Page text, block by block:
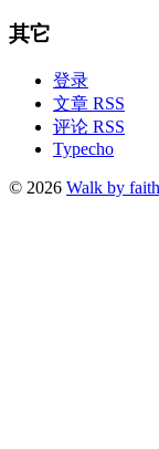
其它
登录
文章 RSS
评论 RSS
Typecho
© 2026 Walk by faith